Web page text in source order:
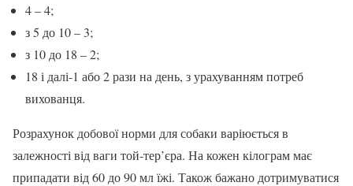
4 – 4;
з 5 до 10 – 3;
з 10 до 18 – 2;
18 і далі-1 або 2 рази на день, з урахуванням потреб
вихованця.
Розрахунок добової норми для собаки варіюється в
залежності від ваги той-тер’єра. На кожен кілограм має
припадати від 60 до 90 мл їжі. Також бажано дотримуватися